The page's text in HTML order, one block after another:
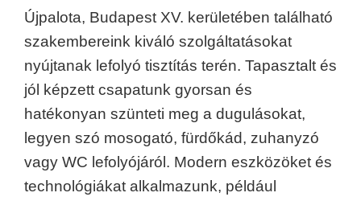
Újpalota, Budapest XV. kerületében található
szakembereink kiváló szolgáltatásokat
nyújtanak lefolyó tisztítás terén. Tapasztalt és
jól képzett csapatunk gyorsan és
hatékonyan szünteti meg a dugulásokat,
legyen szó mosogató, fürdőkád, zuhanyzó
vagy WC lefolyójáról. Modern eszközöket és
technológiákat alkalmazunk, például